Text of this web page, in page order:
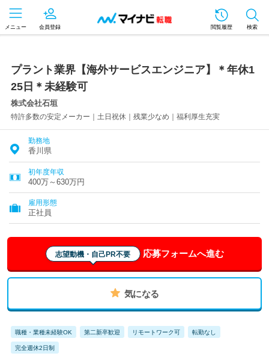
メニュー 会員登録 閲覧履歴 検索
プラント業界【海外サービスエンジニア】＊年休1
25日＊未経験可
株式会社石垣
特許多数の安定メーカー｜土日祝休｜残業少なめ｜福利厚生充実
勤務地
香川県
初年度年収
400万～630万円
雇用形態
正社員
志望動機・自己PR不要 応募フォームへ進む
気になる
職種・業種未経験OK 第二新卒歓迎 リモートワーク可 転勤なし
完全週休2日制